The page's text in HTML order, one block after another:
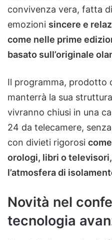
convivenza vera, fatta
emozioni sincere e
come nelle prime
basato sull’originale
Il programma, prodotto
manterrà la sua
vivranno chiusi in una
24 da telecamere,
con divieti rigorosi
orologi, libri o
l’atmosfera di
Novità nel
tecnologia